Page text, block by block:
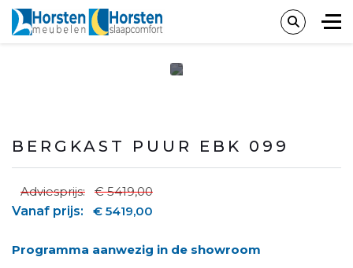
BERGKAST PUUR EBK 099
Adviesprijs:
€ 5419,00
Vanaf prijs:
€ 5419,00
Programma aanwezig in de showroom